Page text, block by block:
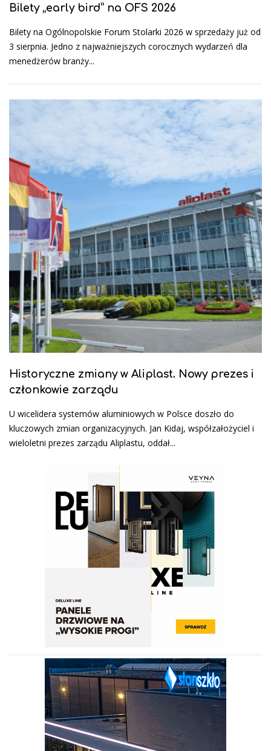
Bilety „early bird” na OFS 2026
Bilety na Ogólnopolskie Forum Stolarki 2026 w sprzedaży już od
3 sierpnia. Jedno z najważniejszych corocznych wydarzeń dla
menedżerów branży...
Historyczne zmiany w Aliplast. Nowy prezes i
członkowie zarządu
U wicelidera systemów aluminiowych w Polsce doszło do
kluczowych zmian organizacyjnych. Jan Kidaj, współzałożyciel i
wieloletni prezes zarządu Aliplastu, oddał...